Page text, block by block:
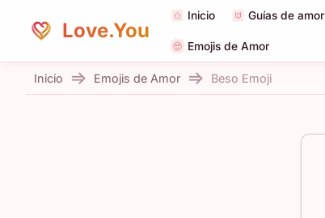
Love.You
Inicio Guías de amor
Emojis de Amor
Inicio Emojis de Amor Beso Emoji